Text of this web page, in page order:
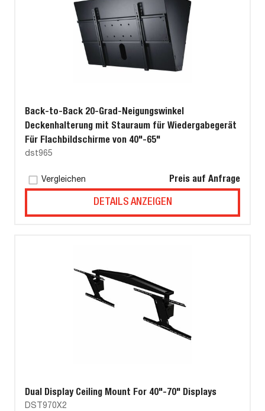
Back-to-Back 20-Grad-Neigungswinkel
Deckenhalterung mit Stauraum für Wiedergabegerät
Für Flachbildschirme von 40"-65"
dst965
Vergleichen Preis auf Anfrage
DETAILS ANZEIGEN
Dual Display Ceiling Mount For 40"-70" Displays
DST970X2